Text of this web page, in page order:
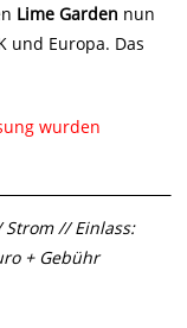
Lime Garden nun
und Europa. Das
wurden
// Einlass:
+ Gebühr